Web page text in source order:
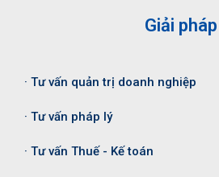
Giải pháp
· Tư vấn quản trị doanh nghiệp
· Tư vấn pháp lý
· Tư vấn Thuế - Kế toán